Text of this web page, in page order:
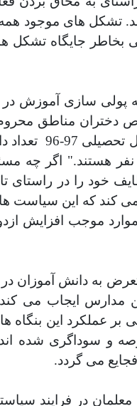
نمایند. تشکل های
بخاطر جایگاه
پولی سازی آموزش در
مناطق محروم و
97-96
تعداد
جا مشخصاتشان ثبت نشده و اصلا دانش آموز
خود را در راستای
می کند که این
موجب افزایش
به دانش آموزان
مدارس ایجاب می کند
عملکرد این بنگاه
و سوداگری شده اند
می گردد.
در فرایند